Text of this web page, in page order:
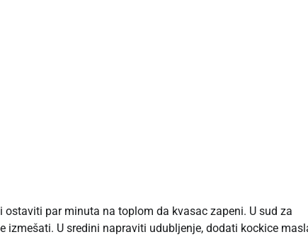
par minuta na toplom da kvasac zapeni. U sud za
izmešati. U sredini napraviti udubljenje, dodati kockice